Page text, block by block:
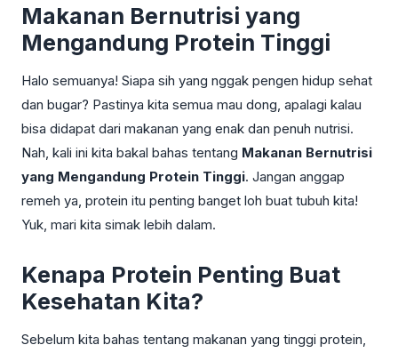
Makanan Bernutrisi yang
Mengandung Protein Tinggi
Halo semuanya! Siapa sih yang nggak pengen hidup sehat
dan bugar? Pastinya kita semua mau dong, apalagi kalau
bisa didapat dari makanan yang enak dan penuh nutrisi.
Nah, kali ini kita bakal bahas tentang Makanan Bernutrisi
yang Mengandung Protein Tinggi. Jangan anggap
remeh ya, protein itu penting banget loh buat tubuh kita!
Yuk, mari kita simak lebih dalam.
Kenapa Protein Penting Buat
Kesehatan Kita?
Sebelum kita bahas tentang makanan yang tinggi protein,